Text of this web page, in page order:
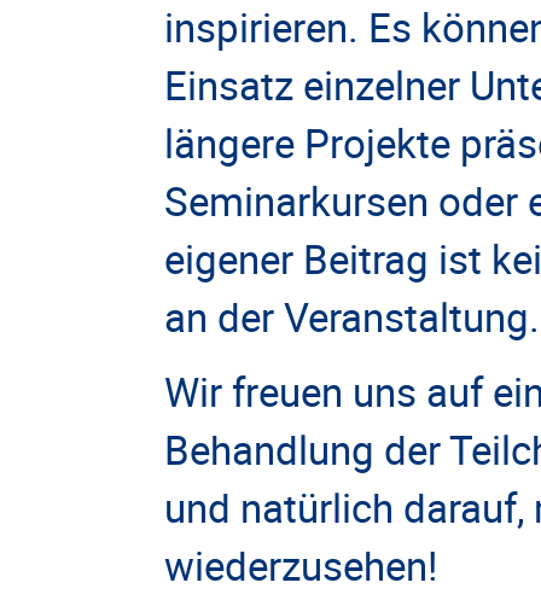
inspirieren. Es
Einsatz einzelner
längere Projekte
Seminarkursen
eigener Beitrag ist
an der
Wir freuen uns auf
Behandlung der
und natürlich
wiederzusehen!